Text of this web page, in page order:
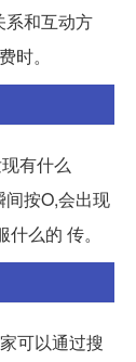
系和互动方
时。
有什么
按O,会出现
么的 传。
可以通过搜